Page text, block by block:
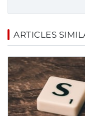
ARTICLES